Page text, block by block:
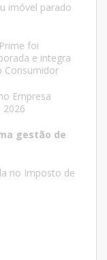
imóvel parado
foi
e integra
Consumidor
Empresa
2026
gestão de
no Imposto de